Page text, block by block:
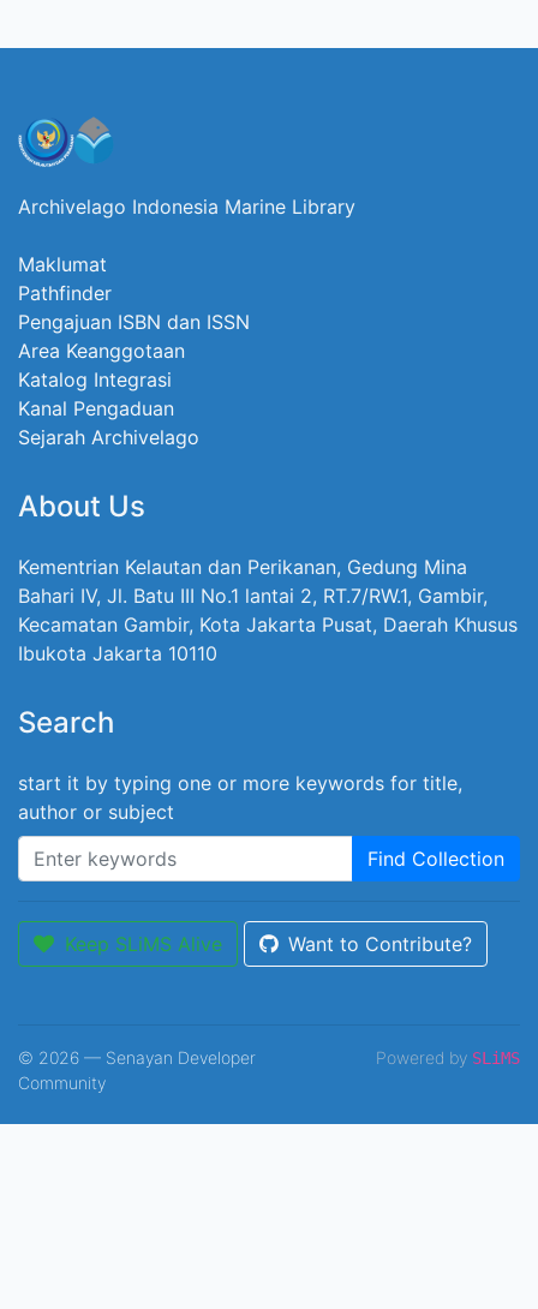
Archivelago Indonesia Marine Library
Maklumat
Pathfinder
Pengajuan ISBN dan ISSN
Area Keanggotaan
Katalog Integrasi
Kanal Pengaduan
Sejarah Archivelago
About Us
Kementrian Kelautan dan Perikanan, Gedung Mina
Bahari IV, Jl. Batu III No.1 lantai 2, RT.7/RW.1, Gambir,
Kecamatan Gambir, Kota Jakarta Pusat, Daerah Khusus
Ibukota Jakarta 10110
Search
start it by typing one or more keywords for title,
author or subject
Find Collection
Keep SLiMS Alive Want to Contribute?
© 2026 — Senayan Developer
Community
Powered by SLiMS